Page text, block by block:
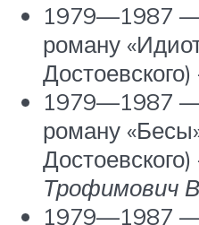
1979—1987 —
роману
1979—1987 —
роману
Трофимович
1979—1987 —